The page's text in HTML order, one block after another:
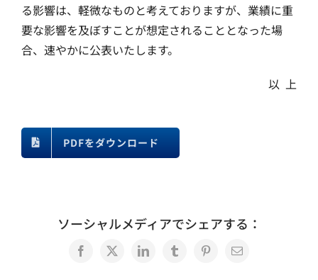
る影響は、軽微なものと考えておりますが、業績に重
要な影響を及ぼすことが想定されることとなった場
合、速やかに公表いたします。
以 上
PDFをダウンロード
ソーシャルメディアでシェアする：
Facebook
X LinkedInTumblrPinterest
電